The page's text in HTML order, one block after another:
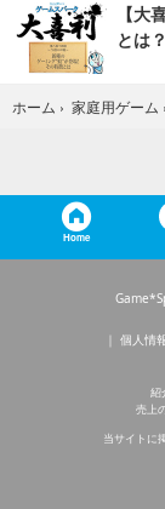
【大
とは
ホーム › 家庭用ゲーム
Home
個人情
紹
売上
当サイトに